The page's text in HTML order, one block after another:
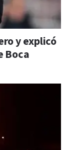
y explicó
Boca